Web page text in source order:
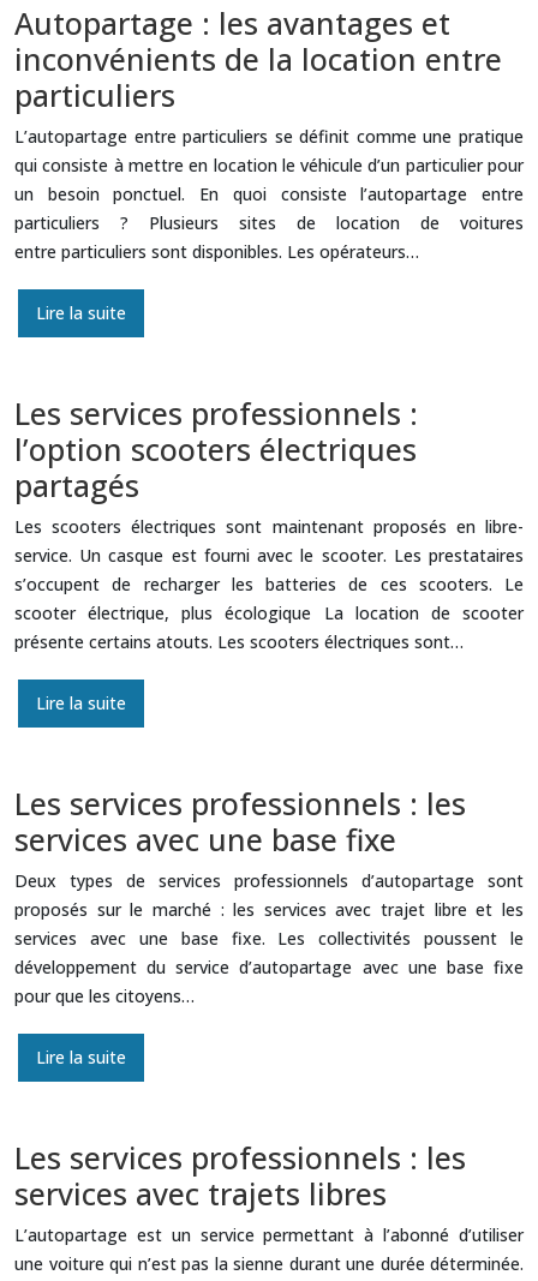
Autopartage : les avantages et
inconvénients de la location entre
particuliers
L’autopartage entre particuliers se définit comme une pratique
qui consiste à mettre en location le véhicule d’un particulier pour
un besoin ponctuel. En quoi consiste l’autopartage entre
particuliers ? Plusieurs sites de location de voitures
entre particuliers sont disponibles. Les opérateurs…
Lire la suite
Les services professionnels :
l’option scooters électriques
partagés
Les scooters électriques sont maintenant proposés en libre-
service. Un casque est fourni avec le scooter. Les prestataires
s’occupent de recharger les batteries de ces scooters. Le
scooter électrique, plus écologique La location de scooter
présente certains atouts. Les scooters électriques sont…
Lire la suite
Les services professionnels : les
services avec une base fixe
Deux types de services professionnels d’autopartage sont
proposés sur le marché : les services avec trajet libre et les
services avec une base fixe. Les collectivités poussent le
développement du service d’autopartage avec une base fixe
pour que les citoyens…
Lire la suite
Les services professionnels : les
services avec trajets libres
L’autopartage est un service permettant à l’abonné d’utiliser
une voiture qui n’est pas la sienne durant une durée déterminée.